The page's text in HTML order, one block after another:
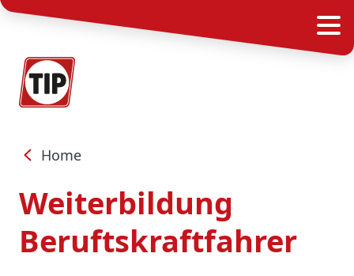
Home
Weiterbildung
Beruftskraftfahrer